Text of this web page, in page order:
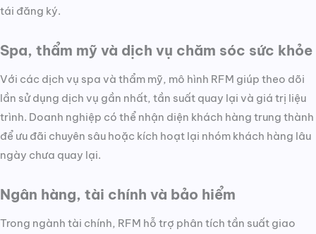
tái đăng ký.
Spa, thẩm mỹ và dịch vụ chăm sóc sức khỏe
Với các dịch vụ spa và thẩm mỹ, mô hình RFM giúp theo dõi
lần sử dụng dịch vụ gần nhất, tần suất quay lại và giá trị liệu
trình. Doanh nghiệp có thể nhận diện khách hàng trung thành
để ưu đãi chuyên sâu hoặc kích hoạt lại nhóm khách hàng lâu
ngày chưa quay lại.
Ngân hàng, tài chính và bảo hiểm
Trong ngành tài chính, RFM hỗ trợ phân tích tần suất giao